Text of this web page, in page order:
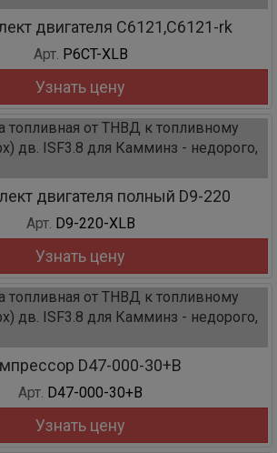
двигателя C6121,C6121-rk
Арт. P6CT-XLB
Узнать цену
двигателя полный D9-220
Арт. D9-220-XLB
Узнать цену
D47-000-30+B
Арт. D47-000-30+B
Узнать цену